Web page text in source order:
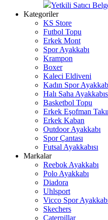
Yetkili Satıcı
Kategoriler
KS Store
Futbol Topu
Erkek Mont
Spor Ayakkabı
Krampon
Boxer
Kaleci Eldiveni
Kadın Spor
Halı Saha
Basketbol Topu
Erkek Eşofman
Erkek Kaban
Outdoor Ayakkabı
Spor Çantası
Futsal Ayakkabısı
Markalar
Reebok Ayakkabı
Polo Ayakkabı
Diadora
Uhlsport
Vicco Spor
Skechers
Caterpillar